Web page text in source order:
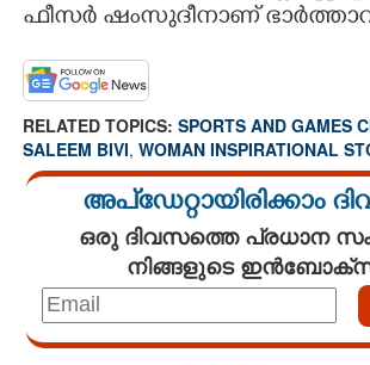
ഫീ​സർ ഷം​സു​ദീ​നാ​ണ്
RELATED TOPICS: SPORTS AND GAMES
SALEEM BIVI, WOMAN INSPIRATIONAL
അപ്ഡേറ്റായിരിക്കാം
ഒരു ദിവസത്തെ പ്രധാന
നിങ്ങളുടെ